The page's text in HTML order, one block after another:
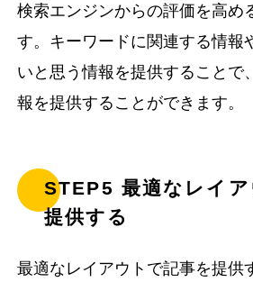
検索エンジンからの評価を高め
す。キーワードに関連する情報
いと思う情報を提供することで
報を提供することができます。
STEP5 最適なレイ
提供する
最適なレイアウトで記事を提供